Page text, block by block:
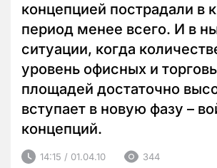
концепцией пострадали в
период менее всего. И в
ситуации, когда
уровень офисных и
площадей достаточно
вступает в новую фазу –
концепций.
14:15 / 01.04.10 344